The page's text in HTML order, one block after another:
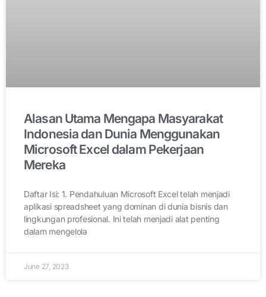
Alasan Utama Mengapa Masyarakat
Indonesia dan Dunia Menggunakan
Microsoft Excel dalam Pekerjaan
Mereka
Daftar Isi: 1. Pendahuluan Microsoft Excel telah menjadi
aplikasi spreadsheet yang dominan di dunia bisnis dan
lingkungan profesional. Ini telah menjadi alat penting
dalam mengelola
June 27, 2023